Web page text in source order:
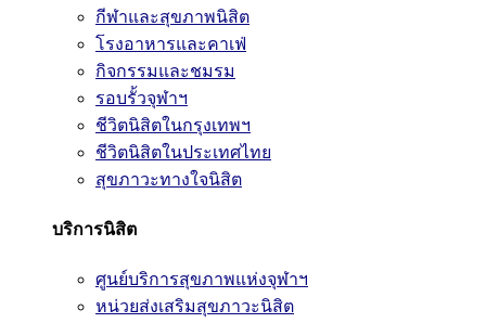
กีฬาและสุขภาพนิสิต
โรงอาหารและคาเฟ่
กิจกรรมและชมรม
รอบรั้วจุฬาฯ
ชีวิตนิสิตในกรุงเทพฯ
ชีวิตนิสิตในประเทศไทย
สุขภาวะทางใจนิสิต
บริการนิสิต
ศูนย์บริการสุขภาพแห่งจุฬาฯ
หน่วยส่งเสริมสุขภาวะนิสิต